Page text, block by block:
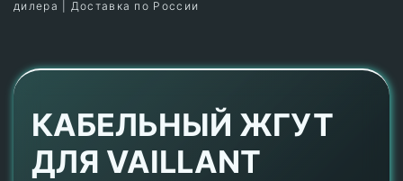
дилера | Доставка по России
КАБЕЛЬНЫЙ ЖГУТ
ДЛЯ VAILLANT